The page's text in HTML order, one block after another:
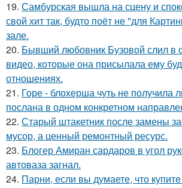
19. Самбурская вышла на сцену и
свой хит так, будто поёт не "для
зале.
20. Бывший любовник Бузовой слил в
видео, которые она присылала ему
отношениях.
21. Горе - блохерша чуть не получила
послана в одном конкретном
22. Старый штакетник после замены
мусор, а ценный ремонтный ресурс.
23. Блогер Амиран сардаров в угол
автоваза загнал.
24. Парни, если вы думаете, что